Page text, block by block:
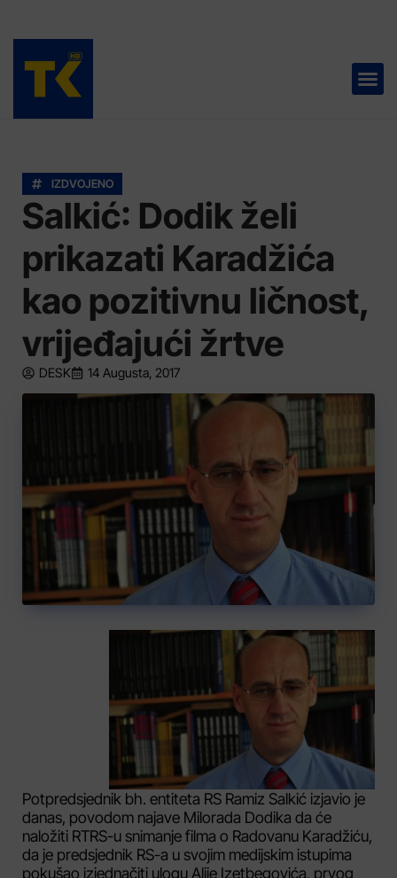
IZDVOJENO
Salkić: Dodik želi
prikazati Karadžića
kao pozitivnu ličnost,
vrijeđajući žrtve
DESK 14 Augusta, 2017
Potpredsjednik bh. entiteta RS Ramiz Salkić izjavio je
danas, povodom najave Milorada Dodika da će
naložiti RTRS-u snimanje filma o Radovanu Karadžiću,
da je predsjednik RS-a u svojim medijskim istupima
pokušao izjednačiti ulogu Alije Izetbegovića, prvog